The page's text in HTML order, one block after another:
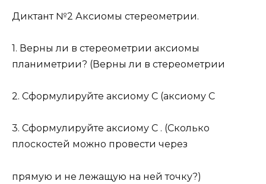
Диктант №2 Аксиомы стереометрии.
1. Верны ли в стереометрии аксиомы
планиметрии? (Верны ли в стереометрии
2. Сформулируйте аксиому С (аксиому С
3. Сформулируйте аксиому С . (Сколько
плоскостей можно провести через
прямую и не лежащую на ней точку?)